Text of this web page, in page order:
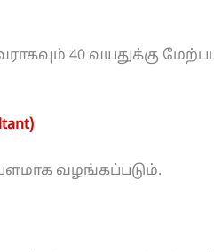
40 வயதுக்கு
வழங்கப்படும்.